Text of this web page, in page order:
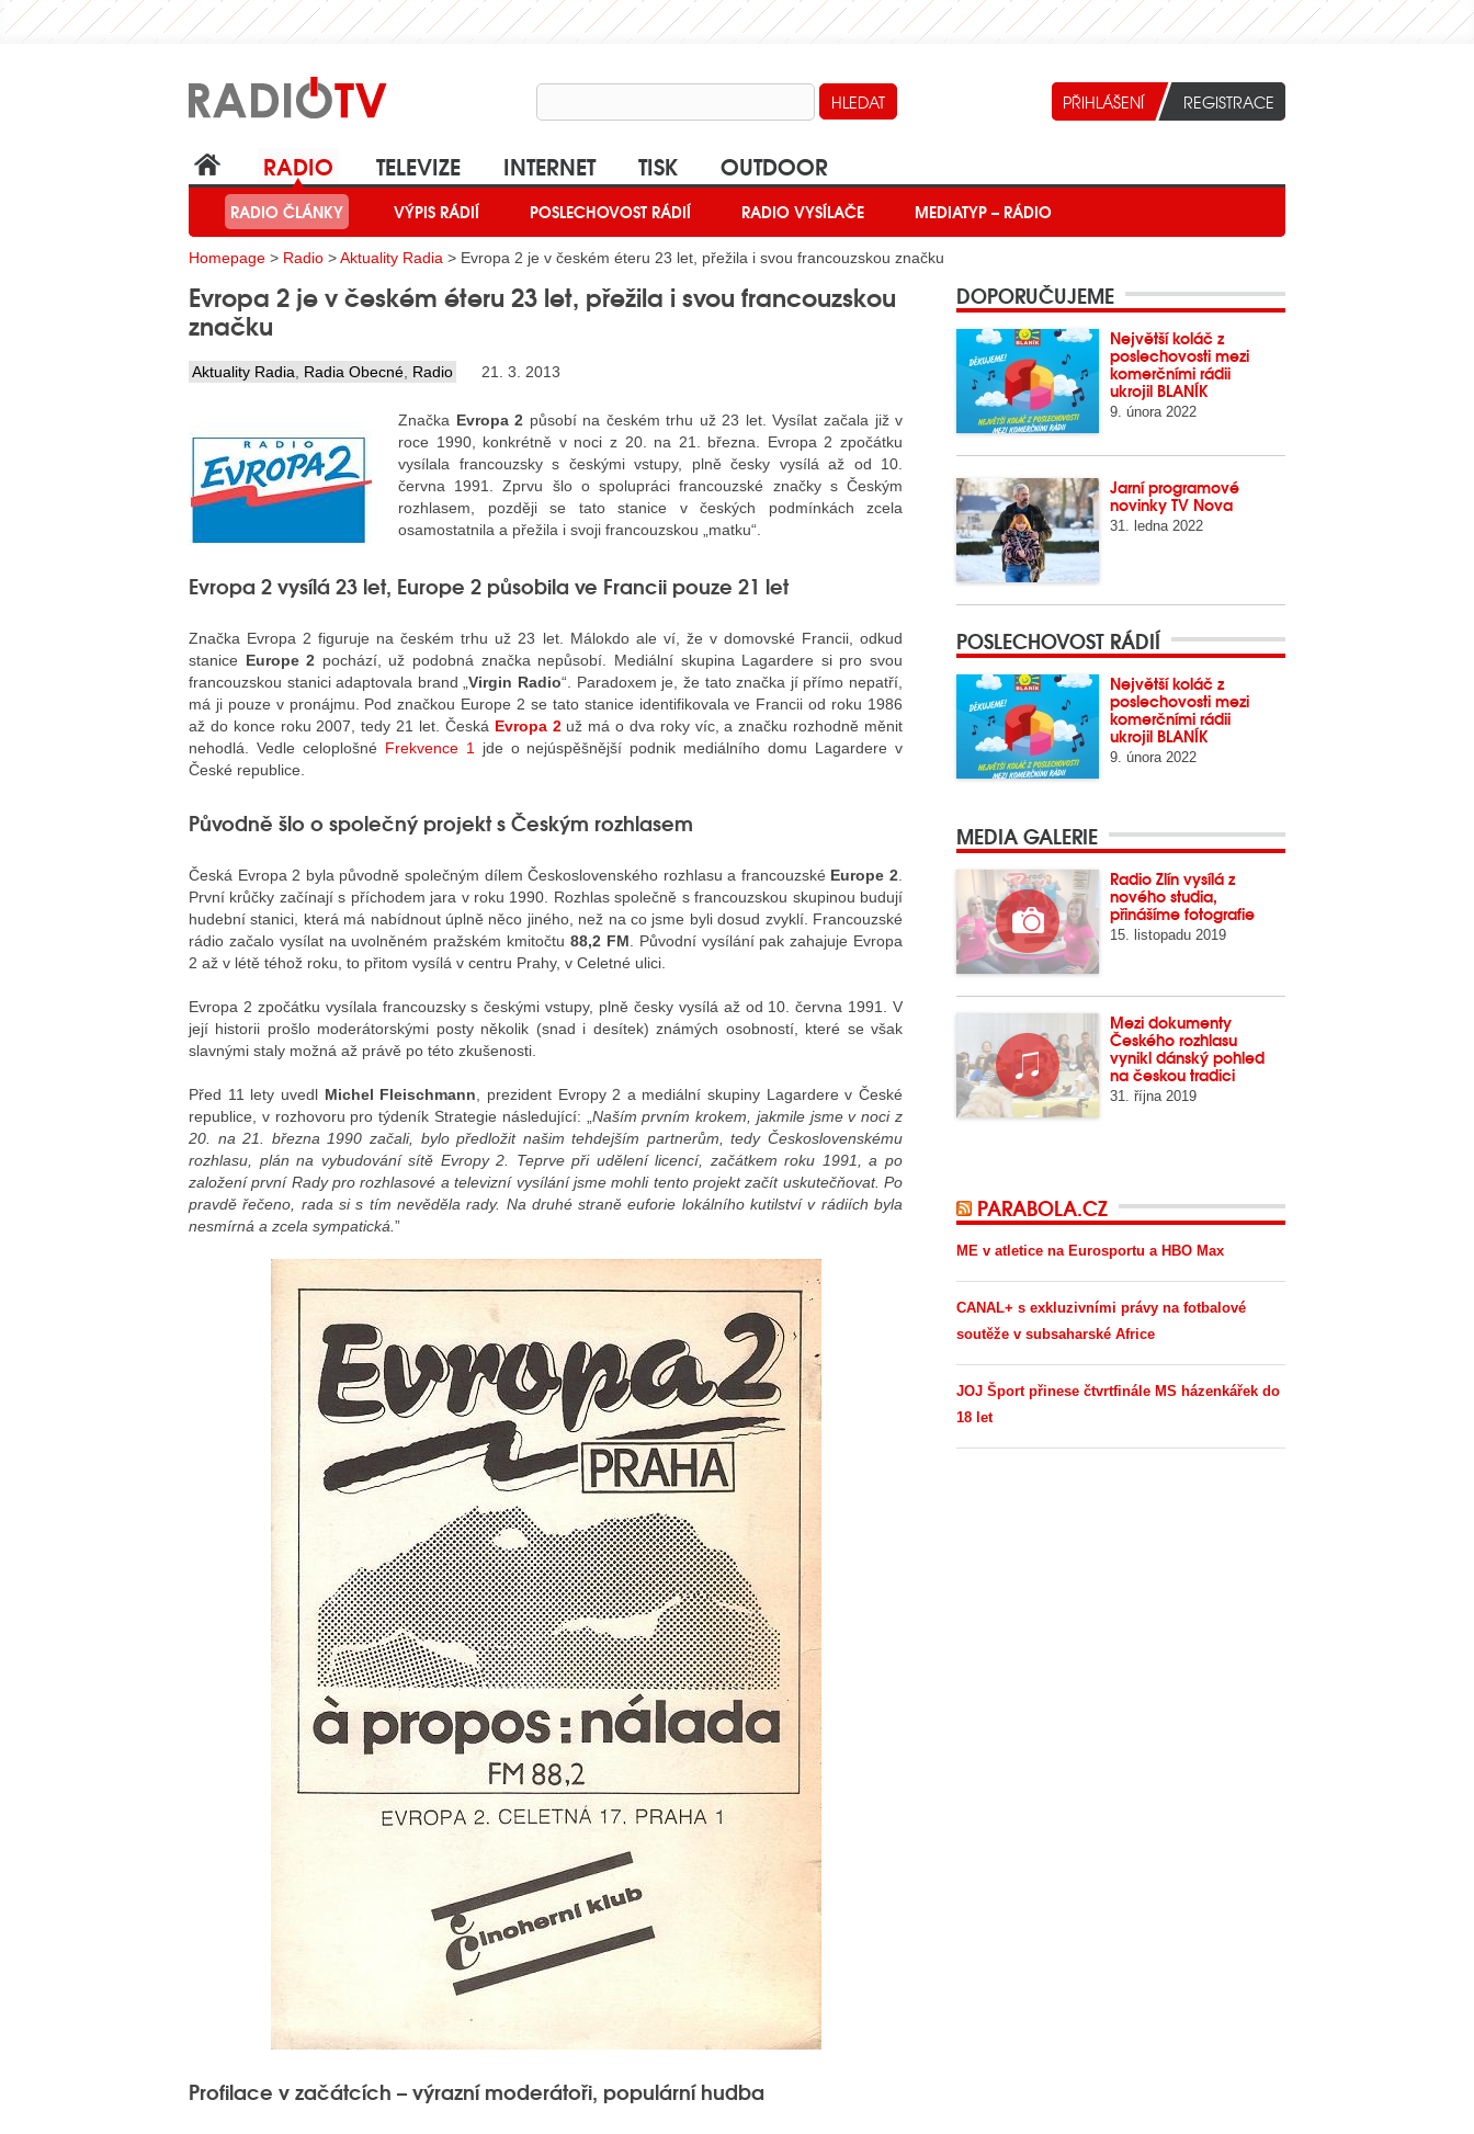
RADIO
RADIO ČLÁNKY VÝPIS RÁDIÍ POSLECHOVOST RÁDIÍ RADIO VYSÍLAČE MEDIATYP – RÁDIO
TELEVIZE INTERNET TISK OUTDOOR
Homepage > Radio >Aktuality Radia > Evropa 2 je v českém éteru 23 let, přežila i svou francouzskou značku
Evropa 2 je v českém éteru 23 let, přežila i svou francouzskou
značku
Aktuality Radia Radia Obecné Radio 21. 3. 2013
Značka Evropa 2 působí na českém trhu už 23 let. Vysílat začala již v
roce 1990, konkrétně v noci z 20. na 21. března. Evropa 2 zpočátku
vysílala francouzsky s českými vstupy, plně česky vysílá až od 10.
června 1991. Zprvu šlo o spolupráci francouzské značky s Českým
rozhlasem, později se tato stanice v českých podmínkách zcela
osamostatnila a přežila i svoji francouzskou „matku“.
Evropa 2 vysílá 23 let, Europe 2 působila ve Francii pouze 21 let
Značka Evropa 2 figuruje na českém trhu už 23 let. Málokdo ale ví, že v domovské Francii, odkud
stanice Europe 2 pochází, už podobná značka nepůsobí. Mediální skupina Lagardere si pro svou
francouzskou stanici adaptovala brand „Virgin Radio“. Paradoxem je, že tato značka jí přímo nepatří,
má ji pouze v pronájmu. Pod značkou Europe 2 se tato stanice identifikovala ve Francii od roku 1986
až do konce roku 2007, tedy 21 let. Česká Evropa 2už má o dva roky víc, a značku rozhodně měnit
nehodlá. Vedle celoplošné Frekvence 1
jde o nejúspěšnější podnik mediálního domu Lagardere v
České republice.
Původně šlo o společný projekt s Českým rozhlasem
Česká Evropa 2 byla původně společným dílem Československého rozhlasu a francouzské Europe 2
První krůčky začínají s příchodem jara v roku 1990. Rozhlas společně s francouzskou skupinou budují
hudební stanici, která má nabídnout úplně něco jiného, než na co jsme byli dosud zvyklí. Francouzské
rádio začalo vysílat na uvolněném pražském kmitočtu 88,2 FM . Původní vysílání pak zahajuje Evropa
2 až v létě téhož roku, to přitom vysílá v centru Prahy, v Celetné ulici.
Evropa 2 zpočátku vysílala francouzsky s českými vstupy, plně česky vysílá až od 10. června 1991. V
její historii prošlo moderátorskými posty několik (snad i desítek) známých osobností, které se však
slavnými staly možná až právě po této zkušenosti.
Před 11 lety uvedl Michel Fleischmann , prezident Evropy 2 a mediální skupiny Lagardere v České
republice, v rozhovoru pro týdeník Strategie následující: „ Naším prvním krokem, jakmile jsme v noci z
20. na 21. března 1990 začali, bylo předložit našim tehdejším partnerům, tedy Československému
rozhlasu, plán na vybudování sítě Evropy 2. Teprve při udělení licencí, začátkem roku 1991, a po
založení první Rady pro rozhlasové a televizní vysílání jsme mohli tento projekt začít uskutečňovat. Po
pravdě řečeno, rada si s tím nevěděla rady. Na druhé straně euforie lokálního kutilství v rádiích byla
nesmírná a zcela sympatická. ”
Profilace v začátcích – výrazní moderátoři, populární hudba
DOPORUČUJEME
Největší koláč z
poslechovosti mezi
komerčními rádii
ukrojil BLANÍK
9. února 2022
Jarní programové
novinky TV Nova
31. ledna 2022
POSLECHOVOST RÁDIÍ
Největší koláč z
poslechovosti mezi
komerčními rádii
ukrojil BLANÍK
9. února 2022
MEDIA GALERIE
Radio Zlín vysílá z
nového studia,
přinášíme fotografie
15. listopadu 2019
Mezi dokumenty
Českého rozhlasu
vynikl dánský pohled
na českou tradici
31. října 2019
PARABOLA.CZ
ME v atletice na Eurosportu a HBO Max
CANAL+ s exkluzivními právy na fotbalové
soutěže v subsaharské Africe
JOJ Šport přinese čtvrtfinále MS házenkářek do
18 let